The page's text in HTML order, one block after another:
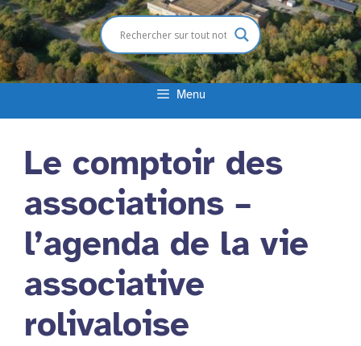
Menu
Le comptoir des
associations –
l’agenda de la vie
associative
rolivaloise